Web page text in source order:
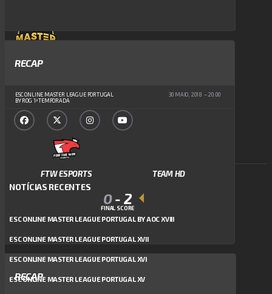
RECAP
ESC ONLINE MASTER LEAGUE PORTUGAL
BY ROG 1ª TEMPORADA
30 MAIO, 2018 20:00
FTW ESPORTS TEAM HD
0- 2
FINAL SCORE
RECAP
NOTÍCIAS RECENTES
ESC ONLINE MASTER LEAGUE PORTUGAL BY AOC XVIII
ESC ONLINE MASTER LEAGUE PORTUGAL XVII
ESC ONLINE MASTER LEAGUE PORTUGAL XVI
ESC ONLINE MASTER LEAGUE PORTUGAL XV